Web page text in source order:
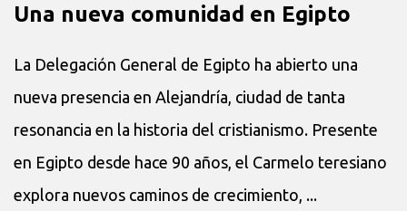
Una nueva comunidad en Egipto
La Delegación General de Egipto ha abierto una
nueva presencia en Alejandría, ciudad de tanta
resonancia en la historia del cristianismo. Presente
en Egipto desde hace 90 años, el Carmelo teresiano
explora nuevos caminos de crecimiento, ...